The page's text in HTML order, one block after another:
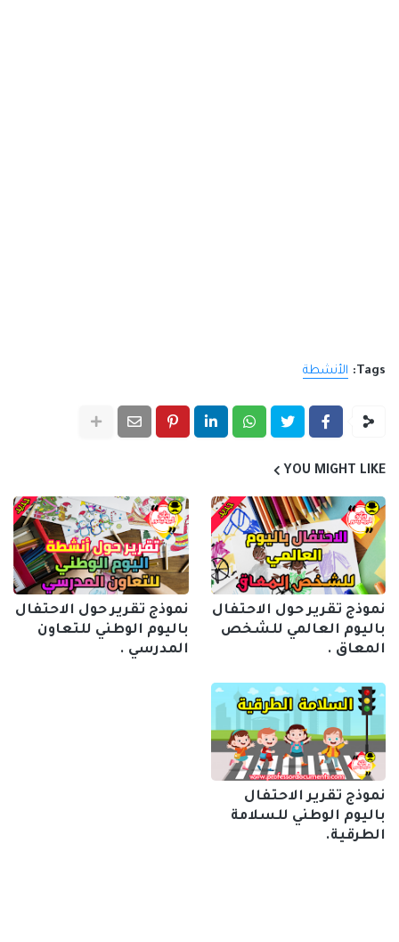
Tags: الأنشطة
YOU MIGHT LIKE
نموذج تقرير حول الاحتفال
باليوم العالمي للشخص
المعاق .
نموذج تقرير حول الاحتفال
باليوم الوطني للتعاون
المدرسي .
نموذج تقرير الاحتفال
باليوم الوطني للسلامة
الطرقية.